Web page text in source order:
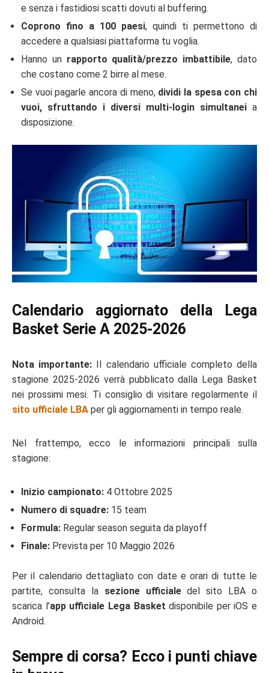
e senza i fastidiosi scatti dovuti al buffering.
Coprono fino a 100 paesi, quindi ti permettono di
accedere a qualsiasi piattaforma tu voglia.
Hanno un rapporto qualità/prezzo imbattibile, dato
che costano come 2 birre al mese.
Se vuoi pagarle ancora di meno, dividi la spesa con chi
vuoi, sfruttando i diversi multi-login simultanei a
disposizione.
Calendario aggiornato della Lega
Basket Serie A 2025-2026
Nota importante: Il calendario ufficiale completo della
stagione 2025-2026 verrà pubblicato dalla Lega Basket
nei prossimi mesi. Ti consiglio di visitare regolarmente il
sito ufficiale LBA per gli aggiornamenti in tempo reale.
Nel frattempo, ecco le informazioni principali sulla
stagione:
Inizio campionato: 4 Ottobre 2025
Numero di squadre: 15 team
Formula: Regular season seguita da playoff
Finale: Prevista per 10 Maggio 2026
Per il calendario dettagliato con date e orari di tutte le
partite, consulta la sezione ufficialedel sito LBA o
scarica l’app ufficiale Lega Basket disponibile per iOS e
Android.
Sempre di corsa? Ecco i punti chiave